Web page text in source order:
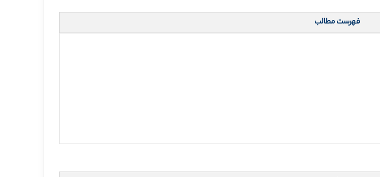
فهرست مطالب